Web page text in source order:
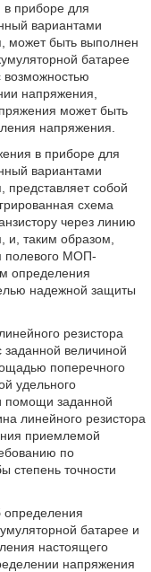
приборе для
вариантами
может быть выполнен
батарее
возможностью
напряжения,
может быть
напряжения.
в приборе для
вариантами
представляет собой
схема
через линию
таким образом,
полевого МОП-
определения
надежной защиты
резистора
заданной величиной
поперечного
удельного
помощи заданной
линейного резистора
приемлемой
по
степень точности
определения
батарее и
настоящего
напряжения